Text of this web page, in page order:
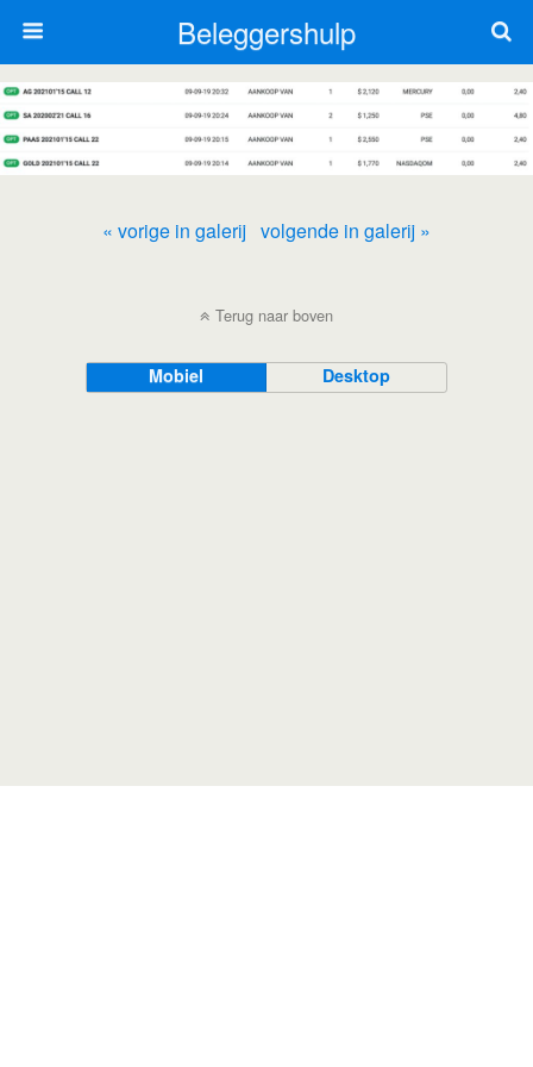
Beleggershulp
« vorige in galerij volgende in galerij »
Terug naar boven
Mobiel Desktop